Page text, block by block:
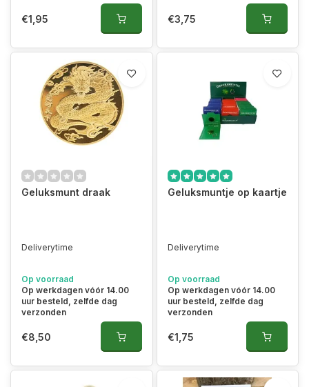
€1,95 €3,75
Geluksmunt draak
Deliverytime
Op voorraad
Op werkdagen vóór 14.00
uur besteld, zelfde dag
verzonden
€8,50
Geluksmuntje op kaartje
Deliverytime
Op voorraad
Op werkdagen vóór 14.00
uur besteld, zelfde dag
verzonden
€1,75